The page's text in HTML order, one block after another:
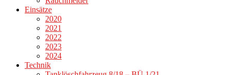
Einsätze
2020
2021
2022
2023
2024
Technik